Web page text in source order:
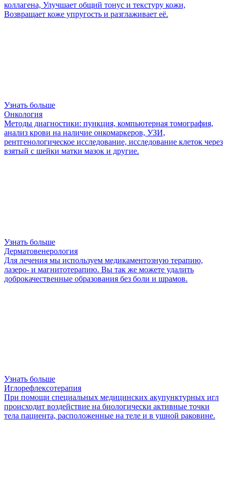
коллагена, Улучшает общий тонус и текстуру кожи,
Возвращает коже упругость и разглаживает её.
Узнать больше
Онкология
Методы диагностики: пункция, компьютерная томография,
анализ крови на наличие онкомаркеров, УЗИ,
рентгенологическое исследование, исследование клеток через
взятый с шейки матки мазок и другие.
Узнать больше
Дерматовенерология
Для лечения мы используем медикаментозную терапию,
лазеро- и магнитотерапию. Вы так же можете удалить
доброкачественные образования без боли и шрамов.
Узнать больше
Иглорефлексотерапия
При помощи специальных медицинских акупунктурных игл
происходит воздействие на биологически активные точки
тела пациента, расположенные на теле и в ушной раковине.